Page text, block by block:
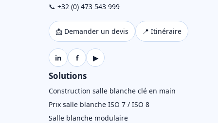
📞 +32 (0) 473 543 999
📩 Demander un devis 📍 Itinéraire
in f ▶
Solutions
Construction salle blanche clé en main
Prix salle blanche ISO 7 / ISO 8
Salle blanche modulaire